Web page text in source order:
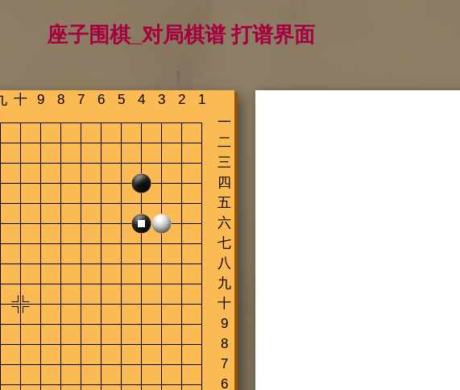
座子围棋_对局棋谱 打谱界面